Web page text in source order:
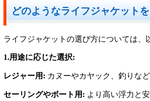
どのようなライフジャケット
ライフジャケットの選び方については、
1.用途に応じた選択:
レジャー用: カヌーやカヤック、釣りな
セーリングやボート用: より高い浮力と